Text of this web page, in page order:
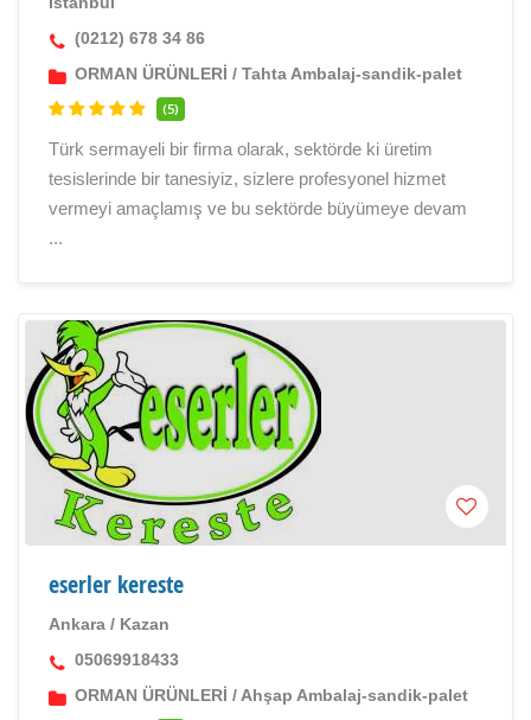
(0212) 678 34 86
ORMAN ÜRÜNLERİ / Tahta Ambalaj-sandik-palet
(5)
Türk sermayeli bir firma olarak, sektörde ki üretim
tesislerinde bir tanesiyiz, sizlere profesyonel hizmet
vermeyi amaçlamış ve bu sektörde büyümeye devam
...
eserler kereste
Ankara / Kazan
05069918433
ORMAN ÜRÜNLERİ / Ahşap Ambalaj-sandik-palet